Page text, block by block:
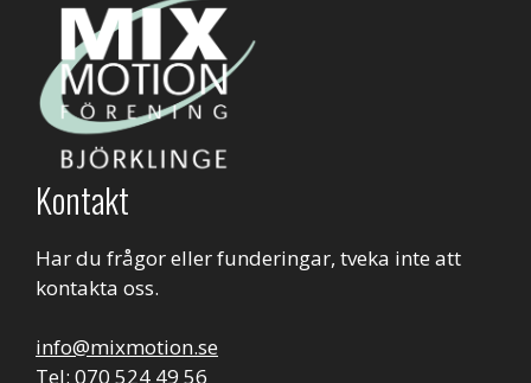
Kontakt
Har du frågor eller funderingar, tveka inte att
kontakta oss.
info@mixmotion.se
Tel: 070 524 49 56